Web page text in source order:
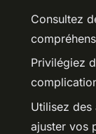
Consultez
Privilégiez
Utilisez
ajuster vos